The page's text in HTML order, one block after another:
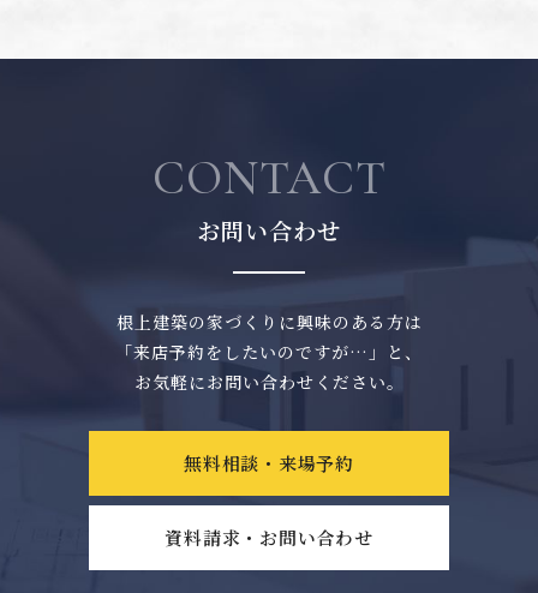
CONTACT
お問い合わせ
根上建築の家づくりに興味のある方は
「来店予約をしたいのですが…」と、
お気軽にお問い合わせください。
無料相談・来場予約
資料請求・お問い合わせ